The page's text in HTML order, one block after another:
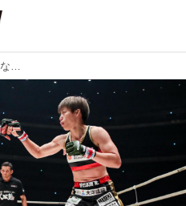
浜崎朱加 vs. ハム・ソヒなど、RIZIN女子スーパーアトム級の名勝負をYouTubeチャンネルで公開！